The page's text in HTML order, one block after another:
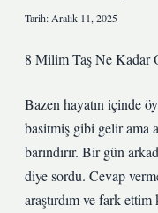
Tarih: Aralık 11, 2025
8 Milim Taş Ne Kadar
Bazen hayatın içinde
basitmiş gibi gelir ama
barındırır. Bir gün
diye sordu. Cevap
araştırdım ve fark